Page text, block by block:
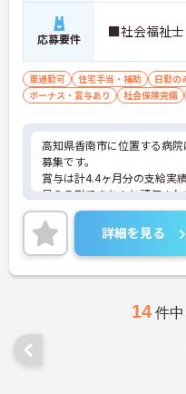
応募要件 ■社会福祉
車通勤可 住宅手当・補助 日勤の
ボーナス・賞与あり
社会保険完備
高知県香南市に位置する病
募集です。
賞与は計4.4ヶ月分の支給実
見える形できちんと評価さ
ションアップにつながります
ご興味のある方には、面接
に詳細をご案内しますので
い！
詳細を見る
14 件